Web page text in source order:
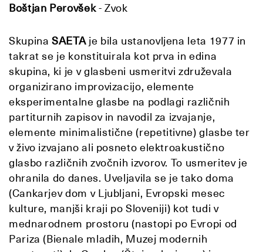
Boštjan Perovšek- Zvok
SkupinaSAETAje bila ustanovljena leta 1977 in
takrat se je konstituirala kot prva in edina
skupina, ki je v glasbeni usmeritvi združevala
organizirano improvizacijo, elemente
eksperimentalne glasbe na podlagi različnih
partiturnih zapisov in navodil za izvajanje,
elemente minimalistične (repetitivne) glasbe ter
v živo izvajano ali posneto elektroakustično
glasbo različnih zvočnih izvorov. To usmeritev je
ohranila do danes. Uveljavila se je tako doma
(Cankarjev dom v Ljubljani, Evropski mesec
kulture, manjši kraji po Sloveniji) kot tudi v
mednarodnem prostoru (nastopi po Evropi od
Pariza (Bienale mladih, Muzej modernih